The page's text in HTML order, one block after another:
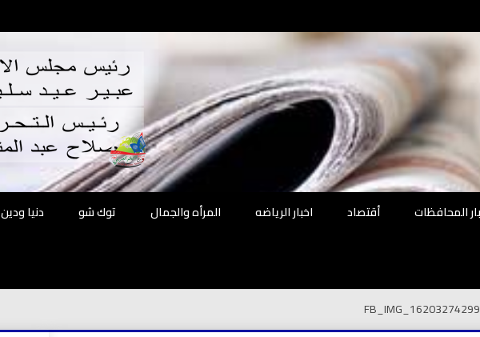
الحلم
الواقع
المحافظات أقتصاد اخبار الرياضه المرأه والجمال توك شو دنيا ودين